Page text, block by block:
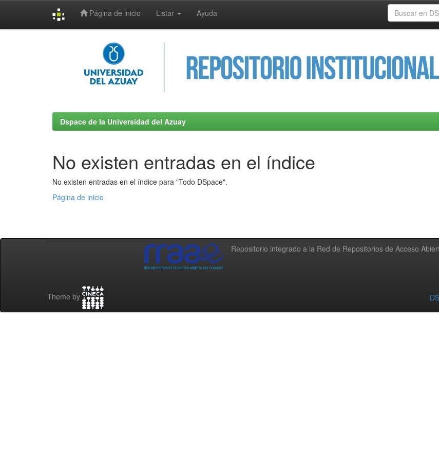
Página de inicio Listar Ayuda
Dspace de la Universidad del Azuay
No existen entradas en el índice
No existen entradas en el índice para "Todo DSpace".
Página de inicio
Repositorio integrado a la Red de Repositorios de Acceso
Theme by